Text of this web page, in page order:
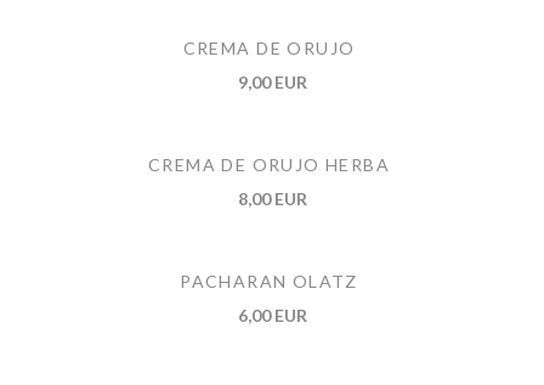
CREMA DE ORUJO
9,00 EUR
CREMA DE ORUJO HERBA
8,00 EUR
PACHARAN OLATZ
6,00 EUR